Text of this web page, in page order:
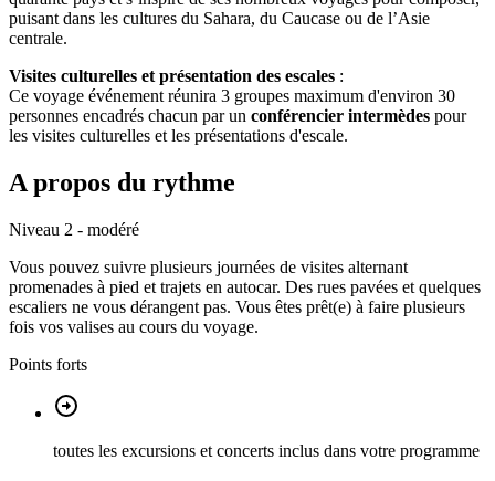
puisant dans les cultures du Sahara, du Caucase ou de l’Asie
centrale.
Visites culturelles et présentation des escales :
Ce voyage événement réunira 3 groupes maximum d'environ 30
personnes encadrés chacun par un conférencier intermèdes pour
les visites culturelles et les présentations d'escale.
A propos du rythme
Niveau 2 - modéré
Vous pouvez suivre plusieurs journées de visites alternant
promenades à pied et trajets en autocar. Des rues pavées et quelques
escaliers ne vous dérangent pas. Vous êtes prêt(e) à faire plusieurs
fois vos valises au cours du voyage.
Points forts
toutes les excursions et concerts inclus dans votre programme